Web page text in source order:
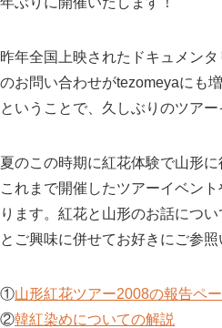
昨年全国上映されたドキュメンタ
のお問い合わせがtezomeyaにも
ということで、久しぶりのツア
夏のこの時期に紅花体験で山形に
これまで開催したツアーイベン
ります。紅花と山形のお話につ
とご興味に併せてお好きにご参照
①山形紅花ツアー2008の報告ペ
②韓紅染めについての解説